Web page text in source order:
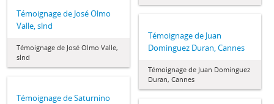
Témoignage de José Olmo
Valle, slnd
Témoignage de José Olmo Valle,
slnd
Témoignage de Juan
Dominguez Duran, Cannes
Témoignage de Juan Dominguez
Duran, Cannes
Témoignage de Saturnino